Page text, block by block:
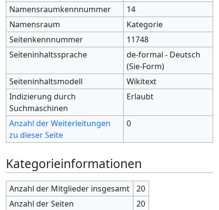
Namensraumkennnummer
14
Namensraum
Kategorie
Seitenkennnummer
11748
Seiteninhaltssprache
de-formal - Deutsch
(Sie-Form)
Seiteninhaltsmodell
Wikitext
Indizierung durch
Suchmaschinen
Erlaubt
Anzahl der Weiterleitungen
zu dieser Seite
0
Kategorieinformationen
Anzahl der Mitglieder insgesamt
20
Anzahl der Seiten
20